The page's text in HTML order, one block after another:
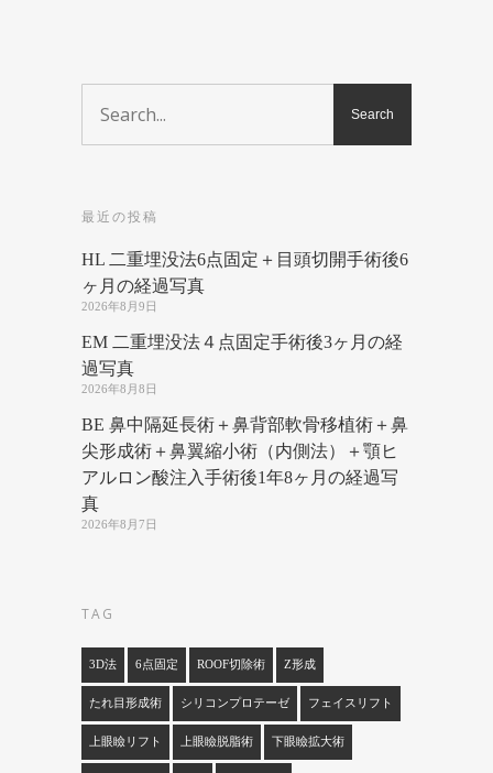
最近の投稿
HL 二重埋没法6点固定＋目頭切開手術後6
ヶ月の経過写真
2026年8月9日
EM 二重埋没法４点固定手術後3ヶ月の経
過写真
2026年8月8日
BE 鼻中隔延長術＋鼻背部軟骨移植術＋鼻
尖形成術＋鼻翼縮小術（内側法）＋顎ヒ
アルロン酸注入手術後1年8ヶ月の経過写
真
2026年8月7日
TAG
3D法 6点固定 ROOF切除術 Z形成
たれ目形成術 シリコンプロテーゼ フェイスリフト
上眼瞼リフト 上眼瞼脱脂術 下眼瞼拡大術